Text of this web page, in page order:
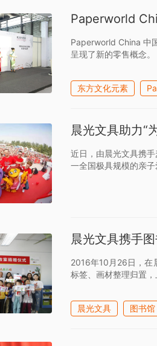
Paperworld
Paperworld China 中
呈现了新的零售概念。
东方文化元素
晨光文具助力“
近日，由晨光文具携
一全国极具规模的亲子
晨光文具携手
2016年10月26日，在
标签、画材整理归置
晨光文具 图书馆